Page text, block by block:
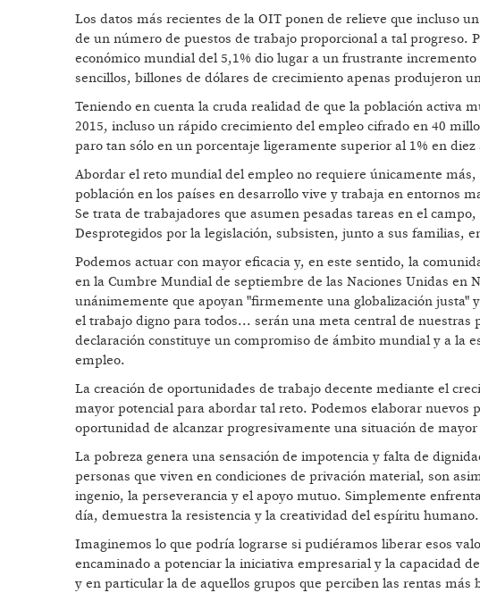
Los datos más recientes de la OIT ponen de relieve que incluso
de un número de puestos de trabajo proporcional a tal progreso.
económico mundial del 5,1% dio lugar a un frustrante
sencillos, billones de dólares de crecimiento apenas produjeron
Teniendo en cuenta la cruda realidad de que la población activa
2015, incluso un rápido crecimiento del empleo cifrado en 40
paro tan sólo en un porcentaje ligeramente superior al 1% en diez
Abordar el reto mundial del empleo no requiere únicamente
población en los países en desarrollo vive y trabaja en entornos
Se trata de trabajadores que asumen pesadas tareas en el
Desprotegidos por la legislación, subsisten, junto a sus familias,
Podemos actuar con mayor eficacia y, en este sentido, la
en la Cumbre Mundial de septiembre de las Naciones Unidas en
unánimemente que apoyan "firmemente una globalización justa"
el trabajo digno para todos... serán una meta central de nuestras
declaración constituye un compromiso de ámbito mundial y a la
empleo.
La creación de oportunidades de trabajo decente mediante el
mayor potencial para abordar tal reto. Podemos elaborar
oportunidad de alcanzar progresivamente una situación de
La pobreza genera una sensación de impotencia y falta de
personas que viven en condiciones de privación material, son
ingenio, la perseverancia y el apoyo mutuo. Simplemente
día, demuestra la resistencia y la creatividad del espíritu humano.
Imaginemos lo que podría lograrse si pudiéramos liberar esos
encaminado a potenciar la iniciativa empresarial y la capacidad
y en particular la de aquellos grupos que perciben las rentas